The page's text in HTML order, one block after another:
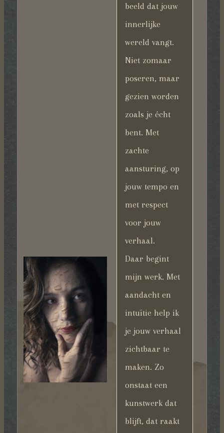
beeld dat jouw
innerlijke
wereld vangt.
Niet zomaar
poseren, maar
gezien worden
zoals je écht
bent. Met
zachte
aansturing, op
jouw tempo en
met respect
voor jouw
verhaal.
Daar begint
mijn werk. Met
aandacht en
intuïtie help ik
je jouw verhaal
zichtbaar te
maken. Zo
onstaat een
kunstwerk dat
blijft, dat raakt